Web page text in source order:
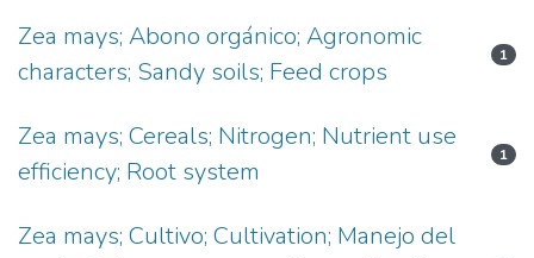
Zea mays; Abono orgánico; Agronomic
characters; Sandy soils; Feed crops
1
Zea mays; Cereals; Nitrogen; Nutrient use
efficiency; Root system
1
Zea mays; Cultivo; Cultivation; Manejo del